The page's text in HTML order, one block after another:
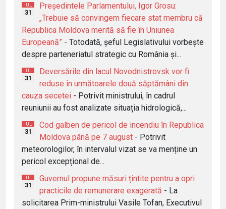
IUL
31
Președintele Parlamentului, Igor Grosu:
„Trebuie să convingem fiecare stat membru că
Republica Moldova merită să fie în Uniunea
Europeană” - Totodată, șeful Legislativului vorbește
despre parteneriatul strategic cu România și...
IUL
31
Deversările din lacul Novodnistrovsk vor fi
reduse în următoarele două săptămâni din
cauza secetei - Potrivit ministrului, în cadrul
reuniunii au fost analizate situația hidrologică,...
IUL
31
Cod galben de pericol de incendiu în Republica
Moldova până pe 7 august - Potrivit
meteorologilor, în intervalul vizat se va menține un
pericol excepțional de...
IUL
31
Guvernul propune măsuri țintite pentru a opri
practicile de remunerare exagerată - La
solicitarea Prim-ministrului Vasile Tofan, Executivul